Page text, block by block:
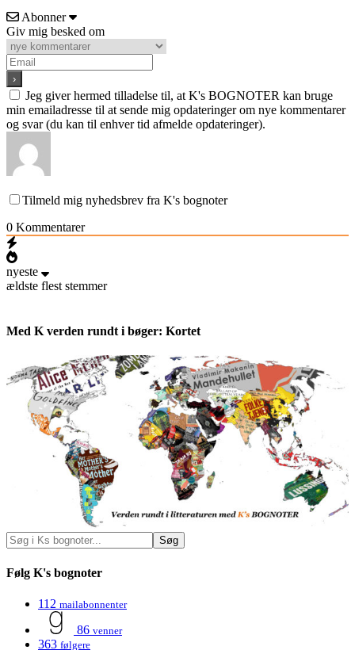
Abonner
Giv mig besked om
Jeg giver hermed tilladelse til, at K's BOGNOTER kan bruge
min emailadresse til at sende mig opdateringer om nye kommentarer
og svar (du kan til enhver tid afmelde opdateringer).
Tilmeld mig nyhedsbrev fra K's bognoter
0 Kommentarer
nyeste
ældste flest stemmer
Med K verden rundt i bøger: Kortet
Følg K's bognoter
112 mailabonnenter
86 venner
363 følgere